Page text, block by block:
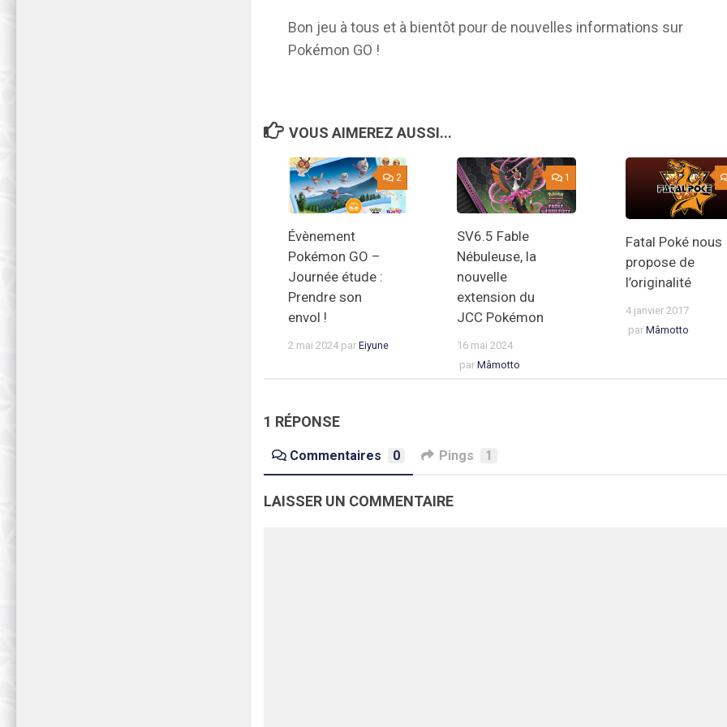
Bon jeu à tous et à bientôt pour de nouvelles informations sur
Pokémon GO !
VOUS AIMEREZ AUSSI...
2
Évènement
Pokémon GO –
Journée étude :
Prendre son
envol !
2 mai 2024 par Eiyune
1
SV6.5 Fable
Nébuleuse, la
nouvelle
extension du
JCC Pokémon
16 mai 2024
par Mâmotto
Fatal Poké nous
propose de
l’originalité
4 janvier 2017
par Mâmotto
1 RÉPONSE
Commentaires 0 Pings 1
LAISSER UN COMMENTAIRE